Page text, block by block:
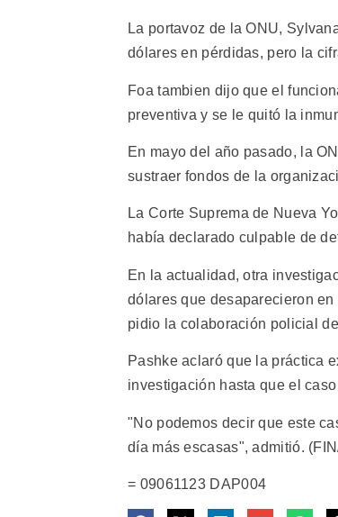
La portavoz de la ONU,
dólares en pérdidas, pero la
Foa tambien dijo que el
preventiva y se le quitó la
En mayo del año pasado, la
sustraer fondos de la
La Corte Suprema de Nueva
había declarado culpable de
En la actualidad, otra
dólares que desaparecieron
pidio la colaboración policial
Pashke aclaró que la práctica
investigación hasta que el
"No podemos decir que este
día más escasas", admitió.
= 09061123 DAP004